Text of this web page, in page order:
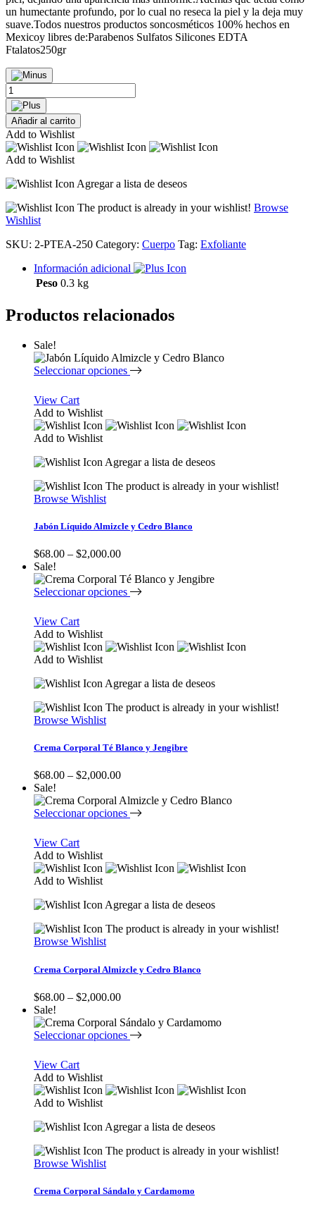
un humectante profundo, por lo cual no reseca la piel y la deja muy
suave.Todos nuestros productos soncosméticos 100% hechos en
Mexicoy libres de:Parabenos Sulfatos Silicones EDTA
Ftalatos250gr
Exfoliante
de
Azúcar
quantity
Añadir al carrito
Add to Wishlist
Add to Wishlist
Agregar a lista de deseos
The product is already in your wishlist! Browse
Wishlist
SKU: 2-PTEA-250 Category: Cuerpo Tag: Exfoliante
Información adicional
Peso 0.3 kg
Productos relacionados
Sale!
Seleccionar opciones
View Cart
Add to Wishlist
Add to Wishlist
Agregar a lista de deseos
The product is already in your wishlist!
Browse Wishlist
Jabón Líquido Almizcle y Cedro Blanco
$68.00 – $2,000.00
Sale!
Seleccionar opciones
View Cart
Add to Wishlist
Add to Wishlist
Agregar a lista de deseos
The product is already in your wishlist!
Browse Wishlist
Crema Corporal Té Blanco y Jengibre
$68.00 – $2,000.00
Sale!
Seleccionar opciones
View Cart
Add to Wishlist
Add to Wishlist
Agregar a lista de deseos
The product is already in your wishlist!
Browse Wishlist
Crema Corporal Almizcle y Cedro Blanco
$68.00 – $2,000.00
Sale!
Seleccionar opciones
View Cart
Add to Wishlist
Add to Wishlist
Agregar a lista de deseos
The product is already in your wishlist!
Browse Wishlist
Crema Corporal Sándalo y Cardamomo